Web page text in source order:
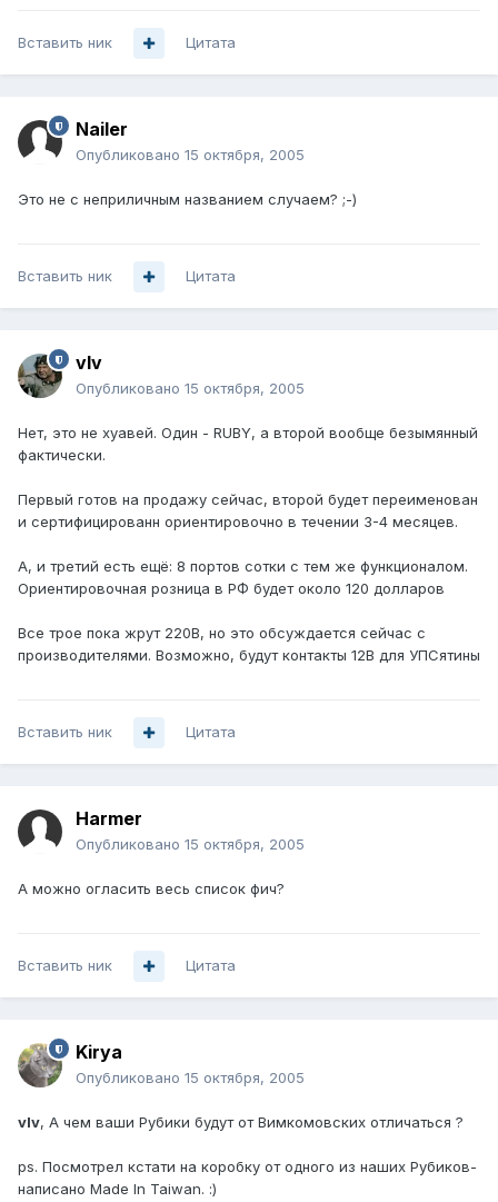
Вставить ник Цитата
Nailer
Опубликовано 15 октября, 2005
Это не с неприличным названием случаем? ;-)
Вставить ник Цитата
vIv
Опубликовано 15 октября, 2005
Нет, это не хуавей. Один - RUBY, а второй вообще безымянный
фактически.
Первый готов на продажу сейчас, второй будет переименован
и сертифицированн ориентировочно в течении 3-4 месяцев.
А, и третий есть ещё: 8 портов сотки с тем же функционалом.
Ориентировочная розница в РФ будет около 120 долларов
Все трое пока жрут 220В, но это обсуждается сейчас с
производителями. Возможно, будут контакты 12В для УПСятины
Вставить ник Цитата
Harmer
Опубликовано 15 октября, 2005
А можно огласить весь список фич?
Вставить ник Цитата
Kirya
Опубликовано 15 октября, 2005
vIv, А чем ваши Рубики будут от Вимкомовских отличаться ?
ps. Посмотрел кстати на коробку от одного из наших Рубиков-
написано Made In Taiwan. :)